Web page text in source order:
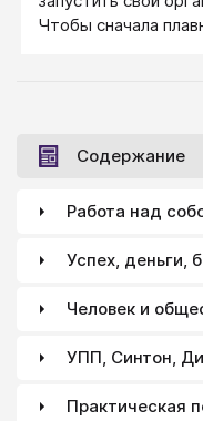
Чтобы сначала
упражнениями.
Содержание
Работа над
Успех, деньги,
Человек и
УПП, Синтон,
Практическая